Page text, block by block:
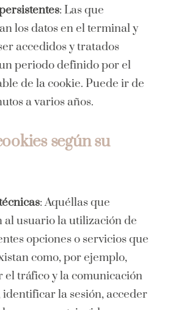
: Las que
los datos en el terminal y
accedidos y tratados
periodo definido por el
de la cookie. Puede ir de
a varios años.
según su
: Aquéllas que
al usuario la utilización de
opciones o servicios que
como, por ejemplo,
el tráfico y la comunicación
identificar la sesión, acceder